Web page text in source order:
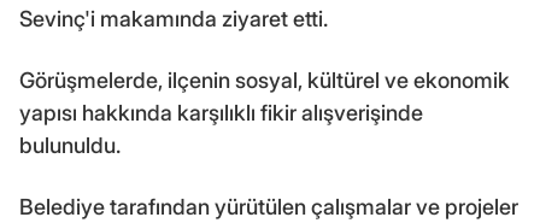
Sevinç'i makamında ziyaret etti.
Görüşmelerde, ilçenin sosyal, kültürel ve ekonomik
yapısı hakkında karşılıklı fikir alışverişinde
bulunuldu.
Belediye tarafından yürütülen çalışmalar ve projeler